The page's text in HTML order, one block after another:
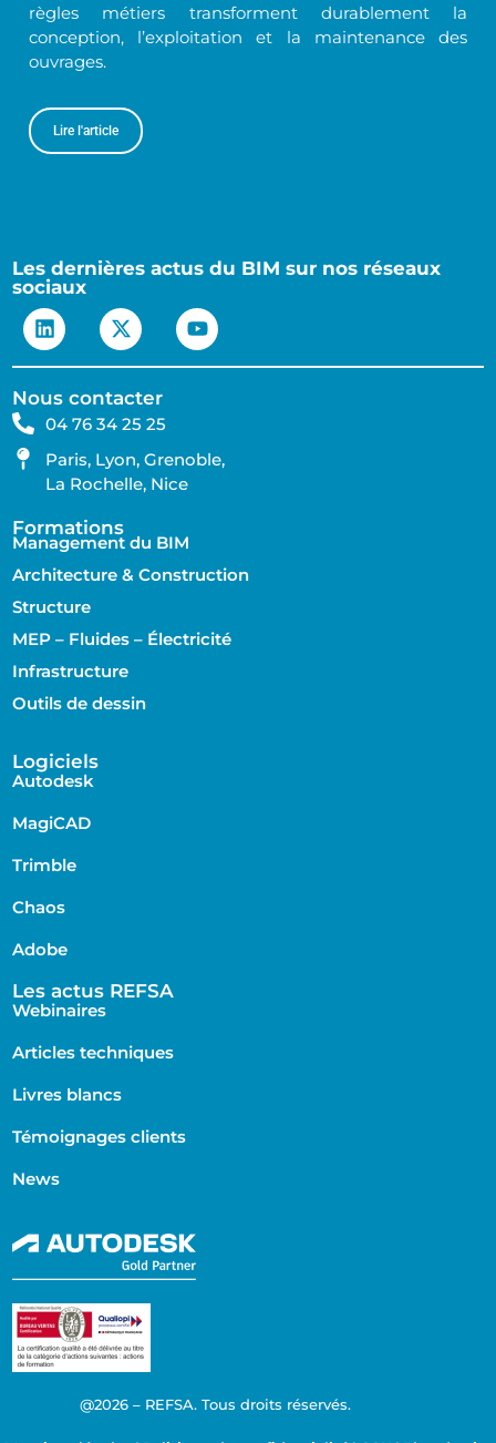
règles métiers transforment durablement la
conception, l’exploitation et la maintenance des
ouvrages.
Lire l'article
Les dernières actus du BIM sur nos réseaux
sociaux
Nous contacter
04 76 34 25 25
Paris, Lyon, Grenoble,
La Rochelle, Nice
Formations
Management du BIM
Architecture & Construction
Structure
MEP – Fluides – Électricité
Infrastructure
Outils de dessin
Logiciels
Autodesk
MagiCAD
Trimble
Chaos
Adobe
Les actus REFSA
Webinaires
Articles techniques
Livres blancs
Témoignages clients
News
@2026 – REFSA. Tous droits réservés.